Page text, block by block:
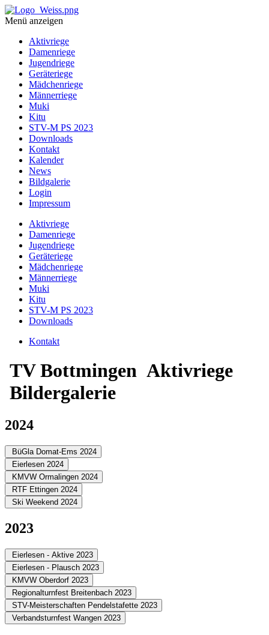
Menü anzeigen
Aktivriege
Damenriege
Jugendriege
Geräteriege
Mädchenriege
Männerriege
Muki
Kitu
STV-M PS 2023
Downloads
Kontakt
Kalender
News
Bildgalerie
Login
Impressum
Aktivriege
Damenriege
Jugendriege
Geräteriege
Mädchenriege
Männerriege
Muki
Kitu
STV-M PS 2023
Downloads
Kontakt
TV Bottmingen Aktivriege
Bildergalerie
2024
BüGla Domat-Ems 2024
Eierlesen 2024
KMVW Ormalingen 2024
RTF Ettingen 2024
Ski Weekend 2024
2023
Eierlesen - Aktive 2023
Eierlesen - Plausch 2023
KMVW Oberdorf 2023
Regionalturnfest Breitenbach 2023
STV-Meisterschaften Pendelstafette 2023
Verbandsturnfest Wangen 2023